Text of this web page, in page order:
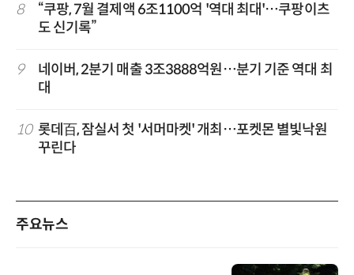
8
“쿠팡, 7월 결제액 6조1100억 '역대 최대'…쿠팡이츠
도 신기록”
9
네이버, 2분기 매출 3조3888억원…분기 기준 역대 최
대
10 롯데百, 잠실서 첫 '서머마켓' 개최…포켓몬 별빛낙원
꾸린다
주요뉴스